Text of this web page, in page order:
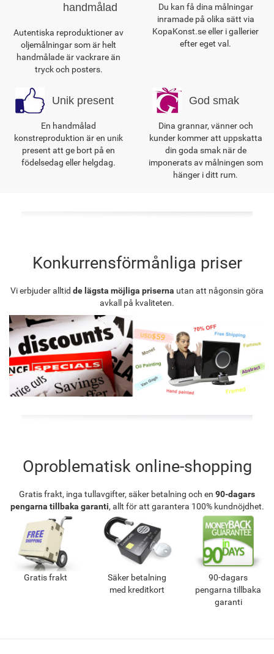
handmålad
Autentiska reproduktioner av
oljemålningar som är helt
handmålade är vackrare än
tryck och posters.
Du kan få dina målningar
inramade på olika sätt via
KopaKonst.se eller i gallerier
efter eget val.
Unik present
En handmålad
konstreproduktion är en unik
present att ge bort på en
födelsedag eller helgdag.
God smak
Dina grannar, vänner och
kunder kommer att uppskatta
din goda smak när de
imponerats av målningen som
hänger i ditt rum.
Konkurrensförmånliga priser
Vi erbjuder alltid de lägsta möjliga priserna utan att någonsin göra
avkall på kvaliteten.
Oproblematisk online-shopping
Gratis frakt, inga tullavgifter, säker betalning och en 90-dagars
pengarna tillbaka garanti, allt för att garantera 100% kundnöjdhet.
Gratis frakt
Säker betalning
med kreditkort
90-dagars
pengarna tillbaka
garanti